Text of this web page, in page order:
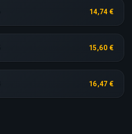
14,74 €
15,60 €
16,47 €